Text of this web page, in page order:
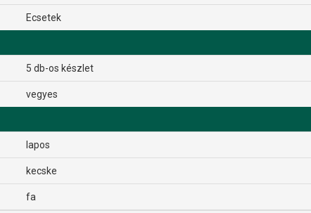
Ecsetek
5 db-os készlet
vegyes
lapos
kecske
fa